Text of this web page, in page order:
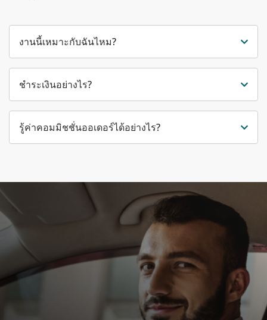
งานนี้เหมาะกับฉันไหม?
ชำระเงินอย่างไร?
รู้ค่าคอมมิชชั่นออเดอร์ได้อย่างไร?